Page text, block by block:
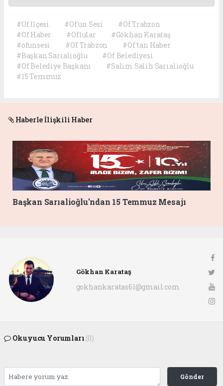
#Of İlçesi #Of'un Sesi
#Of Trabzon
#Of Haber
#Oflular
#Gökhan Karataş
#ofunsesi
#Of Trabzon
#Of'tan Haber
#Başkan Sarıalioğlu
#Of Belediyesi
#Of Belediye Başkanı
#Salim Salih Sarıalioğlu
#15 Temmuz
Haberle İlişkili Haber
Başkan Sarıalioğlu'ndan 15 Temmuz Mesajı
Gökhan Karataş
gokhankaratas61@gmail.com
Okuyucu Yorumları (0)
Gönder